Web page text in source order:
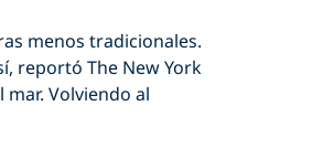
menos tradicionales.
reportó The New York
Volviendo al